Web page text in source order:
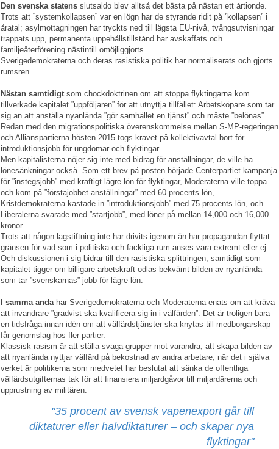
Den svenska statens slutsaldo blev alltså det bästa på nästan ett årtionde.
Trots att ”systemkollapsen” var en lögn har de styrande ridit på ”kollapsen” i
åratal; asylmottagningen har tryckts ned till lägsta EU-nivå, tvångsutvisningar
trappats upp, permanenta uppehållstillstånd har avskaffats och
familjeåterförening nästintill omöjliggjorts.
Sverigedemokraterna och deras rasistiska politik har normaliserats och gjorts
rumsren.
Nästan samtidigtsom chockdoktrinen om att stoppa flyktingarna kom
tillverkade kapitalet ”uppföljaren” för att utnyttja tillfället: Arbetsköpare som tar
sig an att anställa nyanlända ”gör samhället en tjänst” och måste ”belönas”.
Redan med den migrationspolitiska överenskommelse mellan S-MP-regeringen
och Allianspartierna hösten 2015 togs kravet på kollektivavtal bort för
introduktionsjobb för ungdomar och flyktingar.
Men kapitalisterna nöjer sig inte med bidrag för anställningar, de ville ha
lönesänkningar också. Som ett brev på posten började Centerpartiet kampanja
för ”instegsjobb” med kraftigt lägre lön för flyktingar, Moderaterna ville toppa
och kom på ”förstajobbet-anställningar” med 60 procents lön,
Kristdemokraterna kastade in ”introduktionsjobb” med 75 procents lön, och
Liberalerna svarade med ”startjobb”, med löner på mellan 14,000 och 16,000
kronor.
Trots att någon lagstiftning inte har drivits igenom än har propagandan flyttat
gränsen för vad som i politiska och fackliga rum anses vara extremt eller ej.
Och diskussionen i sig bidrar till den rasistiska splittringen; samtidigt som
kapitalet tigger om billigare arbetskraft odlas bekvämt bilden av nyanlända
som tar ”svenskarnas” jobb för lägre lön.
I samma anda har Sverigedemokraterna och Moderaterna enats om att kräva
att invandrare ”gradvist ska kvalificera sig in i välfärden”. Det är troligen bara
en tidsfråga innan idén om att välfärdstjänster ska knytas till medborgarskap
får genomslag hos fler partier.
Klassisk rasism är att ställa svaga grupper mot varandra, att skapa bilden av
att nyanlända nyttjar välfärd på bekostnad av andra arbetare, när det i själva
verket är politikerna som medvetet har beslutat att sänka de offentliga
välfärdsutgifternas tak för att finansiera miljardgåvor till miljardärerna och
upprustning av militären.
"35 procent av svensk vapenexport går till
diktaturer eller halvdiktaturer – och skapar nya
flyktingar"